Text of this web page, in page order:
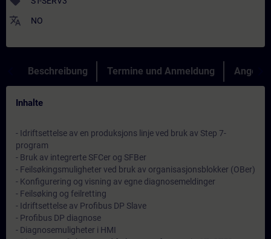
translate NO
Beschreibung Termine und Anmeldung Angebot
Inhalte
- Idriftsettelse av en produksjons linje ved bruk av Step 7-
program
- Bruk av integrerte SFCer og SFBer
- Feilsøkingsmuligheter ved bruk av organisasjonsblokker (OBer)
- Konfigurering og visning av egne diagnosemeldinger
- Feilsøking og feilretting
- Idriftsettelse av Profibus DP Slave
- Profibus DP diagnose
- Diagnosemuligheter i HMI